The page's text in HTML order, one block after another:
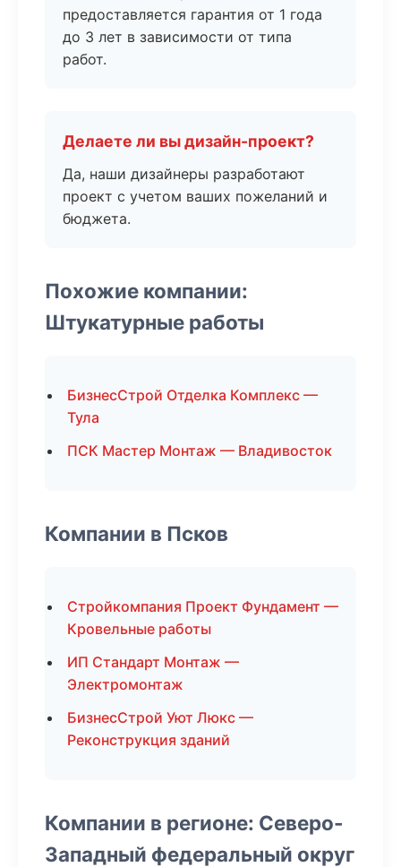
предоставляется гарантия от 1 года
до 3 лет в зависимости от типа
работ.
Делаете ли вы дизайн-проект?
Да, наши дизайнеры разработают
проект с учетом ваших пожеланий и
бюджета.
Похожие компании:
Штукатурные работы
БизнесСтрой Отделка Комплекс —
Тула
ПСК Мастер Монтаж — Владивосток
Компании в Псков
Стройкомпания Проект Фундамент —
Кровельные работы
ИП Стандарт Монтаж —
Электромонтаж
БизнесСтрой Уют Люкс —
Реконструкция зданий
Компании в регионе: Северо-
Западный федеральный округ